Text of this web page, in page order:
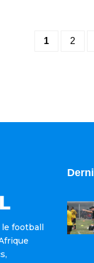
1 2
football